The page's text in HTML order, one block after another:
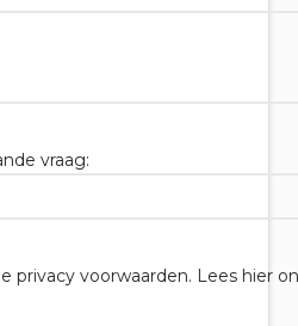
vraag:
privacy voorwaarden. Lees hier